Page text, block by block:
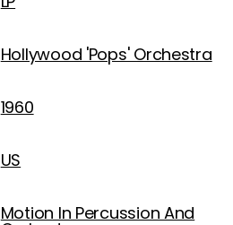
Hollywood 'Pops' Orchestra
1960
US
Motion In Percussion And